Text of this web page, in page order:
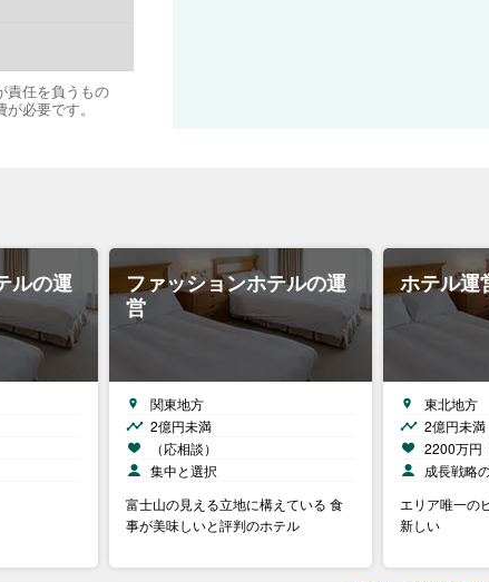
責任を負うもの
必要です。
ルの運
ファッションホテルの運
営
関東地方
2億円未満
（応相談）
集中と選択
富士山の見える立地に構えている 食
事が美味しいと評判のホテル
ホテル運
東北地方
2億円未満
2200万円
成長戦略
エリア唯一の
新しい